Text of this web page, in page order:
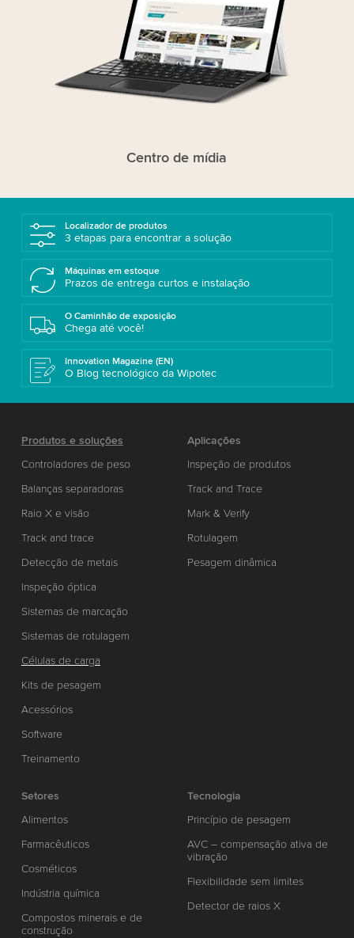
Centro de mídia
Localizador de produtos
3 etapas para encontrar a solução
Máquinas em estoque
Prazos de entrega curtos e instalação
O Caminhão de exposição
Chega até você!
Innovation Magazine (EN)
O Blog tecnológico da Wipotec
Produtos e soluções
Controladores de peso
Balanças separadoras
Raio X e visão
Track and trace
Detecção de metais
Inspeção óptica
Sistemas de marcação
Sistemas de rotulagem
Células de carga
Kits de pesagem
Acessórios
Software
Treinamento
Aplicações
Inspeção de produtos
Track and Trace
Mark & Verify
Rotulagem
Pesagem dinâmica
Setores
Alimentos
Farmacêuticos
Cosméticos
Indústria química
Compostos minerais e de
construção
Tecnologia
Princípio de pesagem
AVC – compensação ativa de
vibração
Flexibilidade sem limites
Detector de raios X